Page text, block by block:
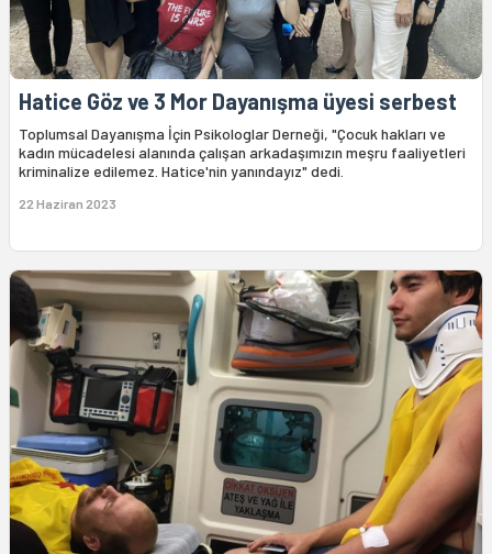
Hatice Göz ve 3 Mor Dayanışma üyesi serbest
Toplumsal Dayanışma İçin Psikologlar Derneği, "Çocuk hakları ve
kadın mücadelesi alanında çalışan arkadaşımızın meşru faaliyetleri
kriminalize edilemez. Hatice'nin yanındayız" dedi.
22 Haziran 2023